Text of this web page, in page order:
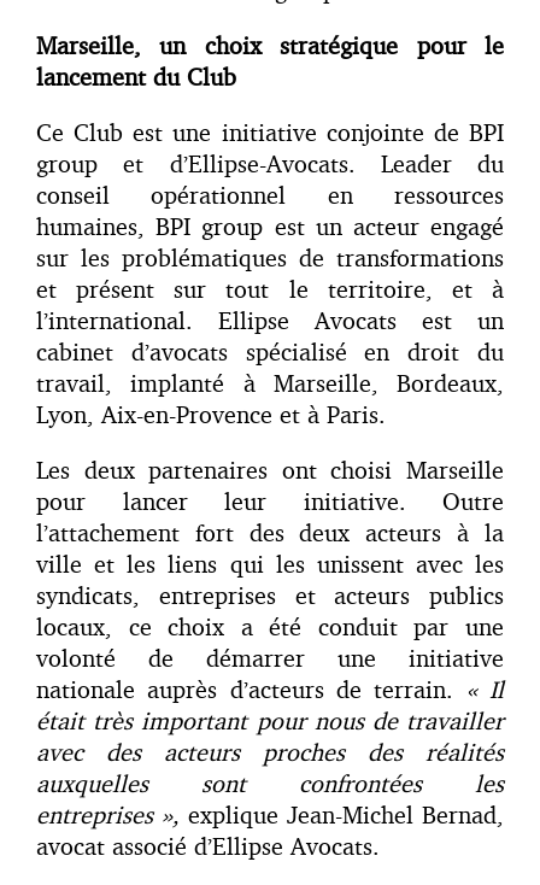
Marseille, un choix stratégique pour le
lancement du Club
Ce Club est une initiative conjointe de BPI
group et d’Ellipse-Avocats. Leader du
conseil opérationnel en ressources
humaines, BPI group est un acteur engagé
sur les problématiques de transformations
et présent sur tout le territoire, et à
l’international. Ellipse Avocats est un
cabinet d’avocats spécialisé en droit du
travail, implanté à Marseille, Bordeaux,
Lyon, Aix-en-Provence et à Paris.
Les deux partenaires ont choisi Marseille
pour lancer leur initiative. Outre
l’attachement fort des deux acteurs à la
ville et les liens qui les unissent avec les
syndicats, entreprises et acteurs publics
locaux, ce choix a été conduit par une
volonté de démarrer une initiative
nationale auprès d’acteurs de terrain. « Il
était très important pour nous de travailler
avec des acteurs proches des réalités
auxquelles sont confrontées les
entreprises », explique Jean-Michel Bernad,
avocat associé d’Ellipse Avocats.